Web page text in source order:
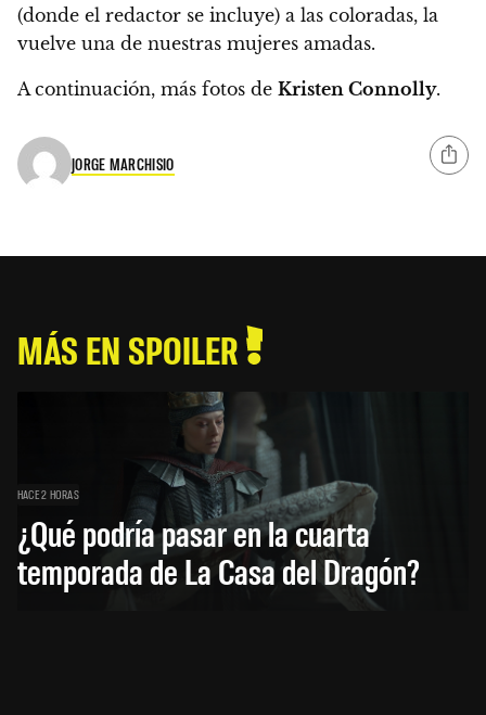
(donde el redactor se incluye) a las coloradas, la
vuelve una de nuestras mujeres amadas.
A continuación, más fotos de Kristen Connolly.
JORGE MARCHISIO
MÁS EN SPOILER
HACE 2 HORAS
¿Qué podría pasar en la cuarta
temporada de La Casa del Dragón?